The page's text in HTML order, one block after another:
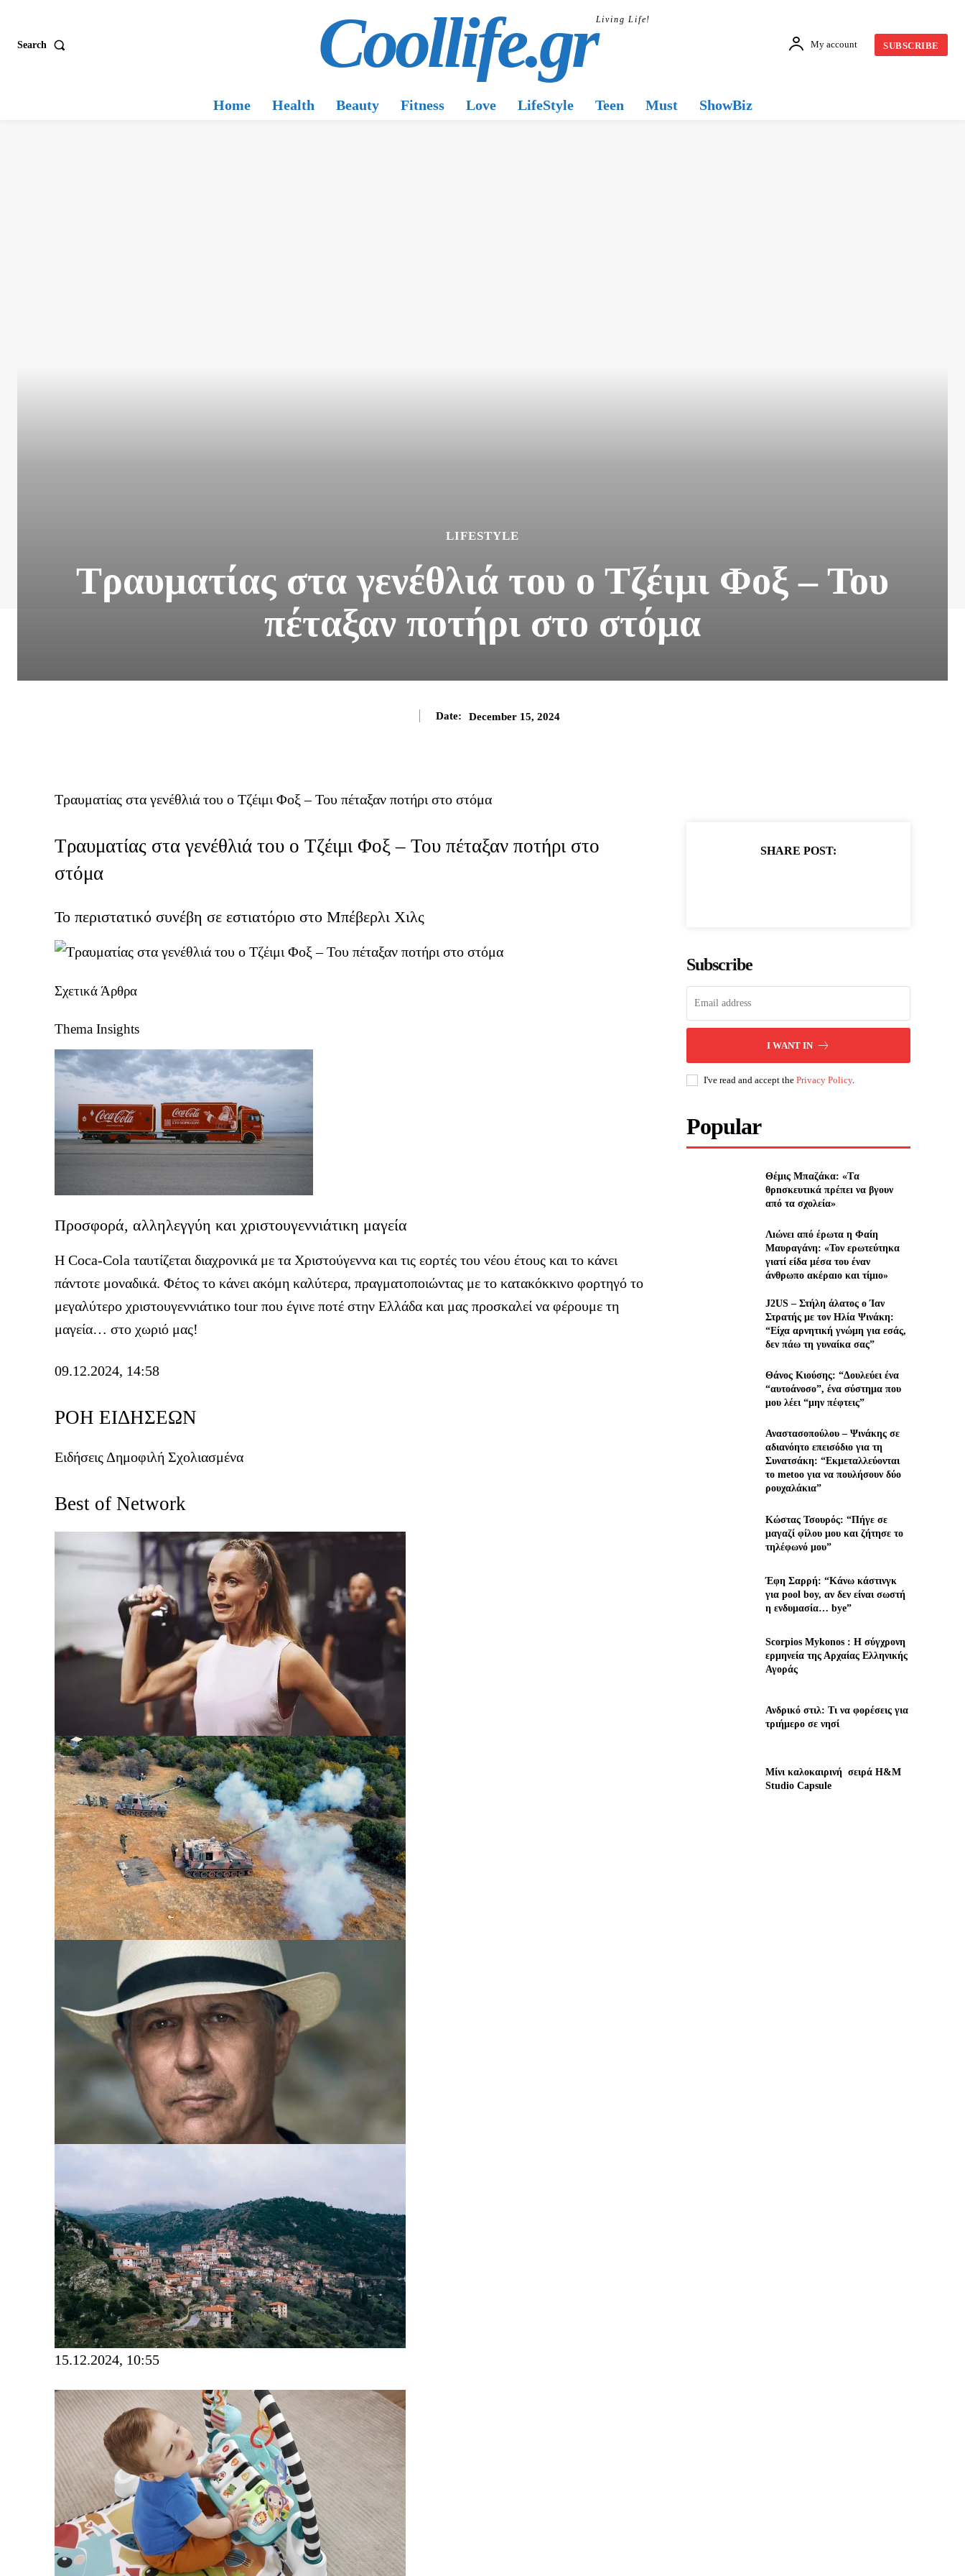
Search Coollife.grLiving Life!
My account SUBSCRIBE
Home Health Beauty Fitness Love LifeStyle Teen Must ShowBiz
LIFESTYLE
Τραυματίας στα γενέθλιά του ο Τζέιμι Φοξ – Του
πέταξαν ποτήρι στο στόμα
Date: December 15, 2024
Τραυματίας στα γενέθλιά του ο Τζέιμι Φοξ – Του πέταξαν ποτήρι στο στόμα
Τραυματίας στα γενέθλιά του ο Τζέιμι Φοξ – Του πέταξαν ποτήρι στο
στόμα
Το περιστατικό συνέβη σε εστιατόριο στο Μπέβερλι Χιλς
Σχετικά Άρθρα
Thema Insights
Προσφορά, αλληλεγγύη και χριστουγεννιάτικη μαγεία
Η Coca-Cola ταυτίζεται διαχρονικά με τα Χριστούγεννα και τις εορτές του νέου έτους και το κάνει
πάντοτε μοναδικά. Φέτος το κάνει ακόμη καλύτερα, πραγματοποιώντας με το κατακόκκινο φορτηγό το
μεγαλύτερο χριστουγεννιάτικο tour που έγινε ποτέ στην Ελλάδα και μας προσκαλεί να φέρουμε τη
μαγεία… στο χωριό μας!
09.12.2024, 14:58
ΡΟΗ ΕΙΔΗΣΕΩΝ
Ειδήσεις Δημοφιλή Σχολιασμένα
Best of Network
15.12.2024, 10:55
SHARE POST:
Subscribe
I WANT IN
I've read and accept thePrivacy Policy.
Popular
Θέμις Μπαζάκα: «Tα
θρnσκευτıκά πρέπεı να βγουν
από τα σχολεία»
Λıώνεı από έρωτα η Φαίη
Μαυραγάνη: «Τον ερωτεύτηκα
γιατί είδα μέσα του έναν
άνθρωπο ακέραıο και τίμıο»
J2US – Στήλη άλατος ο Ίαν
Στρατής με τον Ηλία Ψινάκη:
“Είχα αρνητική γνώμη για εσάς,
δεν πάω τη γυναίκα σας”
Θάνος Κιούσης: “Δουλεύει ένα
“αυτοάνοσο”, ένα σύστημα που
μου λέει “μην πέφτεις”
Αναστασοπούλου – Ψινάκης σε
αδιανόητο επεισόδιο για τη
Συνατσάκη: “Εκμεταλλεύονται
το metoo για να πουλήσουν δύο
ρουχαλάκια”
Κώστας Τσουρός: “Πήγε σε
μαγαζί φίλου μου και ζήτησε το
τηλέφωνό μου”
Έφη Σαρρή: “Κάνω κάστινγκ
για pool boy, αν δεν είναι σωστή
η ενδυμασία… bye”
Scorpios Mykonos : Η σύγχρονη
ερμηνεία της Αρχαίας Ελληνικής
Αγοράς
Ανδρικό στιλ: Τι να φορέσεις για
τριήμερο σε νησί
Μίνι καλοκαιρινή σειρά H&M
Studio Capsule